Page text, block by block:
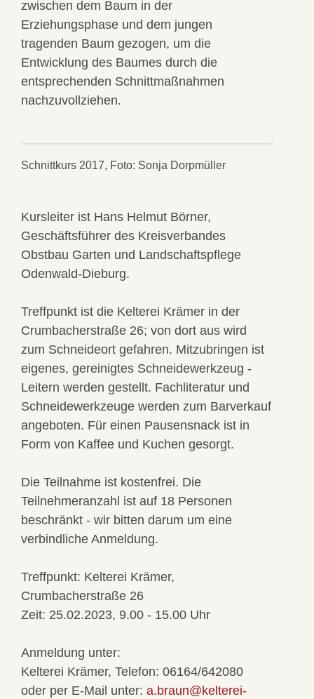
zwischen dem Baum in der
Erziehungsphase und dem jungen
tragenden Baum gezogen, um die
Entwicklung des Baumes durch die
entsprechenden Schnittmaßnahmen
nachzuvollziehen.
Schnittkurs 2017, Foto: Sonja Dorpmüller
Kursleiter ist Hans Helmut Börner,
Geschäftsführer des Kreisverbandes
Obstbau Garten und Landschaftspflege
Odenwald-Dieburg.
Treffpunkt ist die Kelterei Krämer in der
Crumbacherstraße 26; von dort aus wird
zum Schneideort gefahren. Mitzubringen ist
eigenes, gereinigtes Schneidewerkzeug -
Leitern werden gestellt. Fachliteratur und
Schneidewerkzeuge werden zum Barverkauf
angeboten. Für einen Pausensnack ist in
Form von Kaffee und Kuchen gesorgt.
Die Teilnahme ist kostenfrei. Die
Teilnehmeranzahl ist auf 18 Personen
beschränkt - wir bitten darum um eine
verbindliche Anmeldung.
Treffpunkt: Kelterei Krämer,
Crumbacherstraße 26
Zeit: 25.02.2023, 9.00 - 15.00 Uhr
Anmeldung unter:
Kelterei Krämer, Telefon: 06164/642080
oder per E-Mail unter: a.braun@kelterei-